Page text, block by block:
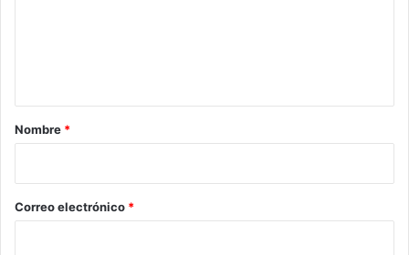
r
*
Nombre *
Correo electrónico *